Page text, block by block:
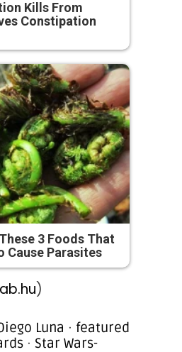
Kills From
Constipation
3 Foods That
Cause Parasites
)
Luna · featured
· Star Wars-